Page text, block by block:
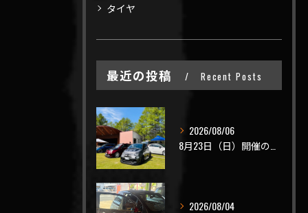
タイヤ
最近の投稿 Recent Posts
2026/08/06
2026/08/04